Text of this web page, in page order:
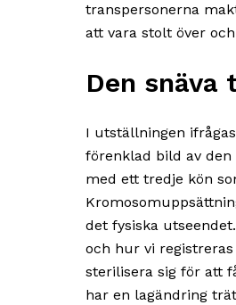
transpersonerna
att vara stolt över
Den snäva
I utställningen
förenklad bild av
med ett tredje kön
det fysiska
och hur vi
sterilisera sig för att
har en lagändring